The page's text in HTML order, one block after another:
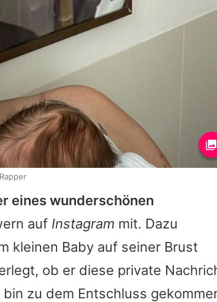
eines wunderschönen
auf Instagram mit. Dazu
kleinen Baby auf seiner Brust
ob er diese private
zu dem Entschluss